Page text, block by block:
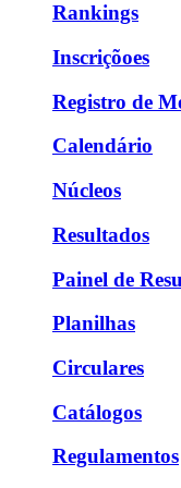
Rankings
Inscriçõoes
Registro de
Calendário
Núcleos
Resultados
Painel de
Planilhas
Circulares
Catálogos
Regulamentos